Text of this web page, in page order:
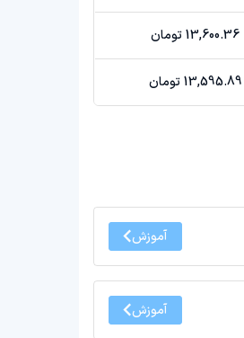
13,600.36 تومان
13,595.89 تومان
آموزش
آموزش